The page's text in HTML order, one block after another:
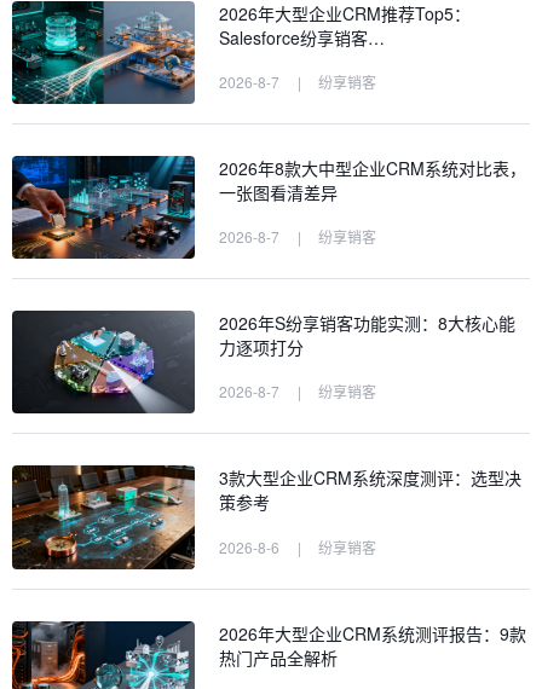
2026年大型企业CRM推荐Top5：
Salesforce纷享销客…
2026-8-7 | 纷享销客
2026年8款大中型企业CRM系统对比表，
一张图看清差异
2026-8-7 | 纷享销客
2026年S纷享销客功能实测：8大核心能
力逐项打分
2026-8-7 | 纷享销客
3款大型企业CRM系统深度测评：选型决
策参考
2026-8-6 | 纷享销客
2026年大型企业CRM系统测评报告：9款
热门产品全解析